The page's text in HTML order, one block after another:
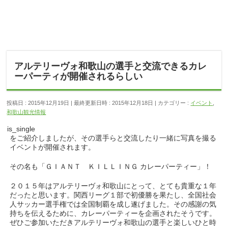
アルテリーヴォ和歌山の選手と交流できるカレ
ーパーティが開催されるらしい
投稿日 : 2015年12月19日 最終更新日時 : 2015年12月18日 カテゴリー : イベント
和歌山観光情報
is_single
をご紹介しましたが、その選手らと交流したり一緒に写真を撮る
イベントが開催されます。
その名も「ＧＩＡＮＴ ＫＩＬＬＩＮＧ カレーパーティー」！
２０１５年はアルテリーヴォ和歌山にとって、とても貴重な１年
だったと思います。関西リーグ１部で初優勝を果たし、全国社会
人サッカー選手権では全国制覇を成し遂げました。その感謝の気
持ちを伝えるために、カレーパーティーを企画されたそうです。
ぜひご参加いただきアルテリーヴォ和歌山の選手と楽しいひと時